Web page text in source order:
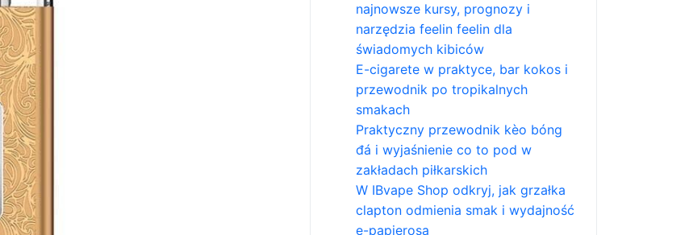
najnowsze kursy, prognozy i
narzędzia feelin feelin dla
świadomych kibiców
E-cigarete w praktyce, bar kokos i
przewodnik po tropikalnych
smakach
Praktyczny przewodnik kèo bóng
đá i wyjaśnienie co to pod w
zakładach piłkarskich
W IBvape Shop odkryj, jak grzałka
clapton odmienia smak i wydajność
e-papierosa